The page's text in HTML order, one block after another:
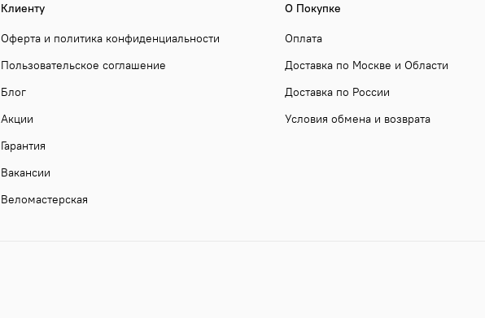
Клиенту
Оферта и политика конфиденциальности
Пользовательское соглашение
Блог
Акции
Гарантия
Вакансии
Веломастерская
О Покупке
Оплата
Доставка по Москве и Области
Доставка по России
Условия обмена и возврата